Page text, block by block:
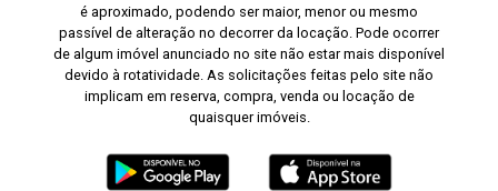
é aproximado, podendo ser maior, menor ou mesmo
passível de alteração no decorrer da locação. Pode ocorrer
de algum imóvel anunciado no site não estar mais disponível
devido à rotatividade. As solicitações feitas pelo site não
implicam em reserva, compra, venda ou locação de
quaisquer imóveis.